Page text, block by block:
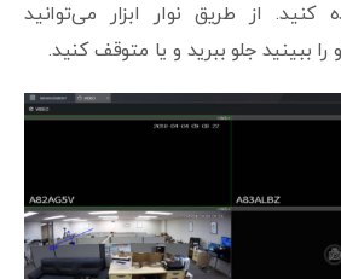
از طریق نوار ابزار می‌توانید
ببینید جلو ببرید و یا متوقف کنید.